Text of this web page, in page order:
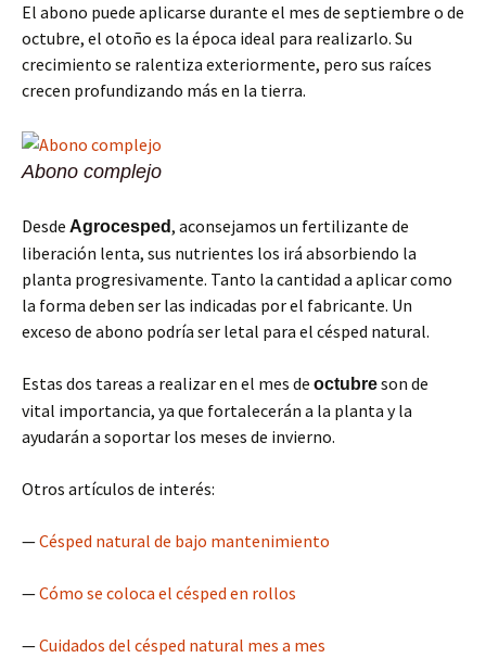
El abono puede aplicarse durante el mes de septiembre o de
octubre, el otoño es la época ideal para realizarlo. Su
crecimiento se ralentiza exteriormente, pero sus raíces
crecen profundizando más en la tierra.
Abono complejo
Desde Agrocesped, aconsejamos un fertilizante de
liberación lenta, sus nutrientes los irá absorbiendo la
planta progresivamente. Tanto la cantidad a aplicar como
la forma deben ser las indicadas por el fabricante. Un
exceso de abono podría ser letal para el césped natural.
Estas dos tareas a realizar en el mes de octubreson de
vital importancia, ya que fortalecerán a la planta y la
ayudarán a soportar los meses de invierno.
Otros artículos de interés:
—Césped natural de bajo mantenimiento
—Cómo se coloca el césped en rollos
—Cuidados del césped natural mes a mes